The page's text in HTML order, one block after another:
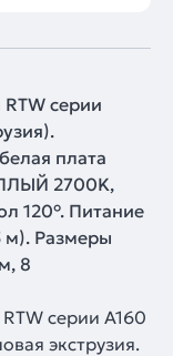
серии
плата
2700K,
120°. Питание
м). Размеры
8
серии A160
экструзия.